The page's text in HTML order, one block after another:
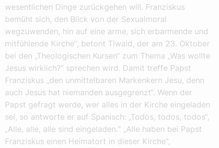
wesentlichen Dinge zurückgehen will. Franziskus
bemüht sich, den Blick von der Sexualmoral
wegzuwenden, hin auf eine arme, sich erbarmende und
mitfühlende Kirche“, betont Tiwald, der am 23. Oktober
bei den „Theologischen Kursen“ zum Thema „Was wollte
Jesus wirklich?“ sprechen wird. Damit treffe Papst
Franziskus „den unmittelbaren Markenkern Jesu, denn
auch Jesus hat niemanden ausgegrenzt“. Wenn der
Papst gefragt werde, wer alles in der Kirche eingeladen
sei, so antworte er auf Spanisch: „Todos, todos, todos“,
„Alle, alle, alle sind eingeladen.“ „Alle haben bei Papst
Franziskus einen Heimatort in dieser Kirche“,